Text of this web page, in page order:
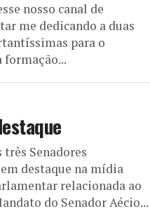
nosso canal de
me dedicando a duas
para o
formação...
Senadores
destaque na mídia
relacionada ao
do Senador Aécio...